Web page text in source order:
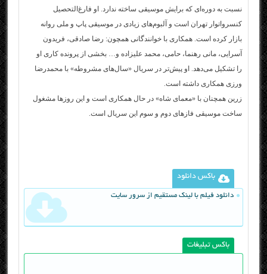
نسبت به دوره‌ای که برایش موسیقی ساخته ندارد. او فارغ‌التحصیل
کنسرواتوار تهران است و آلبوم‌های زیادی در موسیقی پاپ و ملی روانه
بازار کرده است. همکاری با خوانندگانی همچون: رضا صادقی، فریدون
آسرایی، مانی رهنما، حامی، محمد علیزاده و… بخشی از پرونده کاری او
را تشکیل می‌دهد. او پیش‌تر در سریال «سال‌های مشروطه» با محمدرضا
ورزی همکاری داشته است.
زرین همچنان با «معمای شاه» در حال همکاری است و این روزها مشغول
ساخت موسیقی فازهای دوم و سوم این سریال است.
باکس دانلود
دانلود فیلم با لینک مستقیم از سرور سایت
باکس تبلیغات